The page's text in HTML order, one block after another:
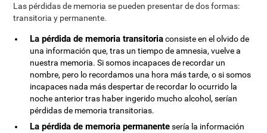
Las pérdidas de memoria se pueden presentar de dos formas:
transitoria y permanente.
La pérdida de memoria transitoriaconsiste en el olvido de
una información que, tras un tiempo de amnesia, vuelve a
nuestra memoria. Si somos incapaces de recordar un
nombre, pero lo recordamos una hora más tarde, o si somos
incapaces nada más despertar de recordar lo ocurrido la
noche anterior tras haber ingerido mucho alcohol, serían
pérdidas de memoria transitorias.
La pérdida de memoria permanentesería la información